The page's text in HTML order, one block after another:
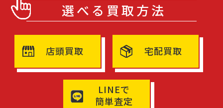
選べる買取方法
店頭買取 宅配買取
LINEで
簡単査定